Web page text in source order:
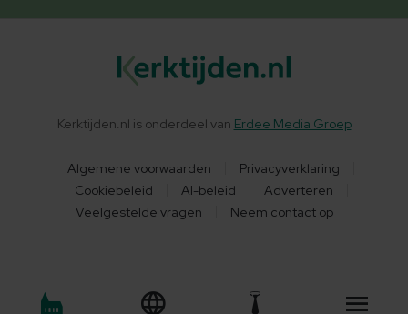
Kerktijden.nl is onderdeel van Erdee Media Groep
Algemene voorwaarden
Privacyverklaring
Cookiebeleid
AI-beleid
Adverteren
Veelgestelde vragen
Neem contact op